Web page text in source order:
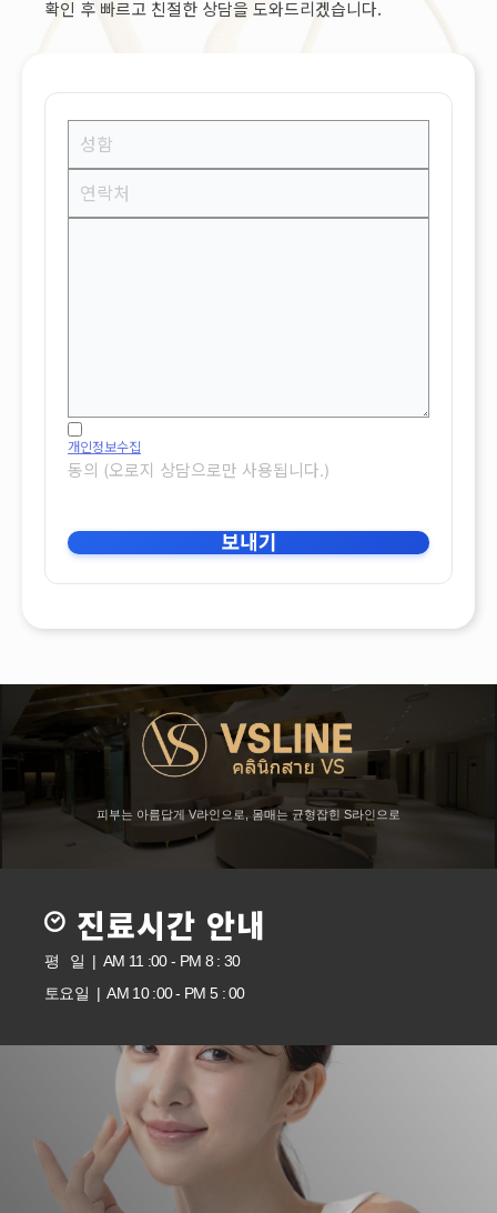
확인 후 빠르고 친절한 상담을 도와드리겠습니다.
개인정보수집
동의 (오로지 상담으로만 사용됩니다.)
보내기
피부는 아름답게 V라인으로, 몸매는 균형잡힌 S라인으로
진료시간 안내
평 일 | AM 11 :00 - PM 8 : 30
토요일 | AM 10 :00 - PM 5 : 00